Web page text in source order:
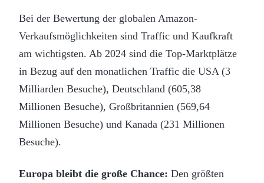
Bei der Bewertung der globalen Amazon-
Verkaufsmöglichkeiten sind Traffic und Kaufkraft
am wichtigsten. Ab 2024 sind die Top-Marktplätze
in Bezug auf den monatlichen Traffic die USA (3
Milliarden Besuche), Deutschland (605,38
Millionen Besuche), Großbritannien (569,64
Millionen Besuche) und Kanada (231 Millionen
Besuche).
Europa bleibt die große Chance: Den größten